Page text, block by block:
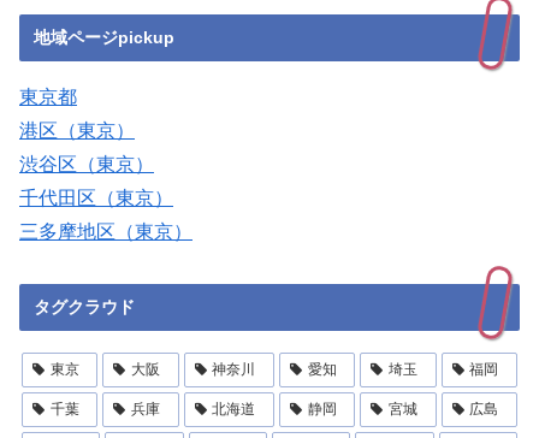
地域ページpickup
東京都
港区（東京）
渋谷区（東京）
千代田区（東京）
三多摩地区（東京）
タグクラウド
東京 大阪 神奈川 愛知 埼玉 福岡
千葉 兵庫 北海道 静岡 宮城 広島